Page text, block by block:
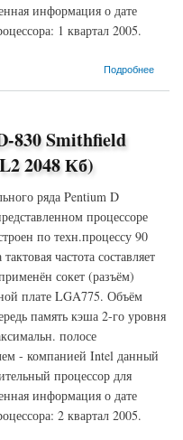
информация о дате
1 квартал 2005.
Подробнее
LGA775, L3 -, L2 2048 Кб)
830 Smithfield
2048 Кб)
ряда Pentium D
процессоре
по техн.процессу 90
частота составляет
сокет (разъём)
плате LGA775. Объём
память кэша 2-го уровня
полосе
- компанией Intel данный
процессор для
информация о дате
2 квартал 2005.